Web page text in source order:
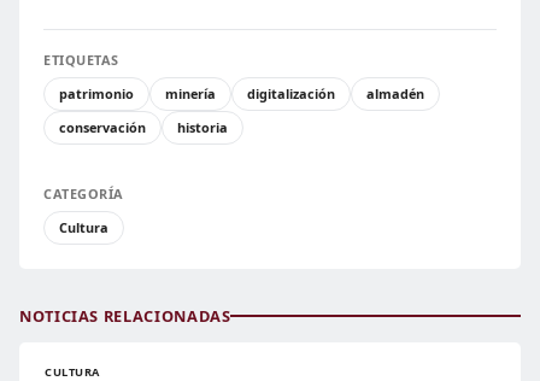
ETIQUETAS
patrimonio
minería digitalización
almadén
conservación
historia
CATEGORÍA
Cultura
NOTICIAS RELACIONADAS
CULTURA